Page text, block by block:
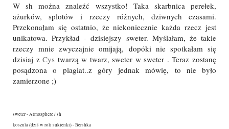
W sh można znaleźć wszystko! Taka skarbnica perełek,
ażurków, splotów i rzeczy różnych, dziwnych czasami.
Przekonałam się ostatnio, że niekoniecznie każda rzecz jest
unikatowa. Przykład - dzisiejszy sweter. Myślałam, że takie
rzeczy mnie zwyczajnie omijają, dopóki nie spotkałam się
dzisiaj zCys twarzą w twarz, sweter w sweter . Teraz zostanę
posądzona o plagiat..z góry jednak mówię, to nie było
zamierzone ;)
sweter - Atmosphere / sh
koszula (dziś w roli sukienki) - Bershka